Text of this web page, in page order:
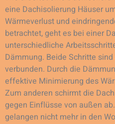
eine Dachisolierung Häuser
Wärmeverlust und
betrachtet, geht es bei einer
unterschiedliche
Dämmung. Beide Schritte
verbunden. Durch die
effektive Minimierung des
Zum anderen schirmt die
gegen Einflüsse von außen
gelangen nicht mehr in den